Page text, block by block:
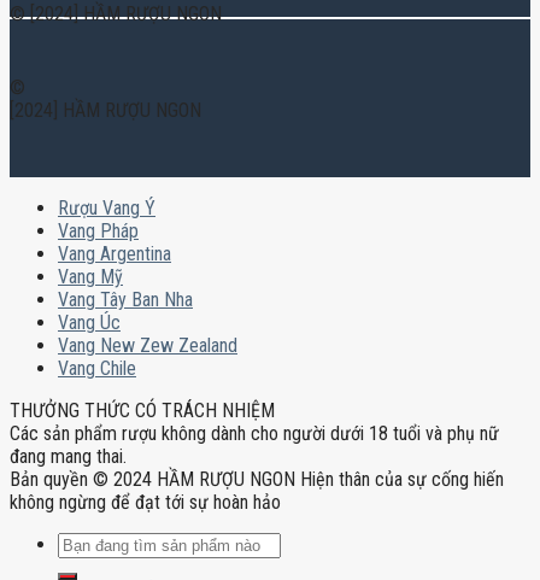
© [2024] HẦM RƯỢU NGON
©
[2024] HẦM RƯỢU NGON
Rượu Vang Ý
Vang Pháp
Vang Argentina
Vang Mỹ
Vang Tây Ban Nha
Vang Úc
Vang New Zew Zealand
Vang Chile
THƯỞNG THỨC CÓ TRÁCH NHIỆM
Các sản phẩm rượu không dành cho người dưới 18 tuổi và phụ nữ
đang mang thai.
Bản quyền © 2024 HẦM RƯỢU NGON Hiện thân của sự cống hiến
không ngừng để đạt tới sự hoàn hảo
Tìm